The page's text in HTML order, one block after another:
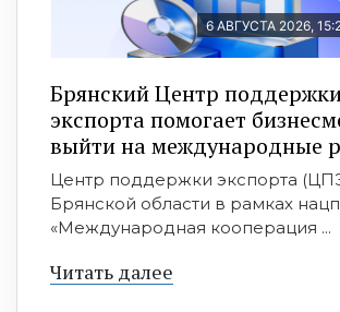
6 АВГУСТА 2026,
Брянский Центр
экспорта помогает
выйти на международные
Центр поддержки экспорта
Брянской области в рамках
«Международная кооперация ...
Читать далее